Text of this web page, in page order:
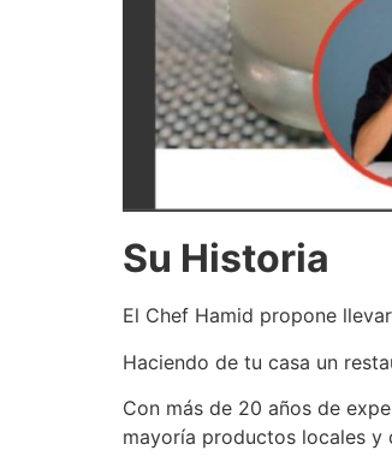
Su Historia
El Chef Hamid propone
Haciendo de tu casa un
Con más de 20 años de
mayoría productos locales y